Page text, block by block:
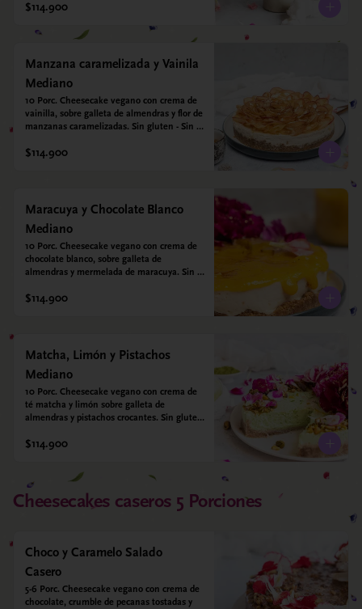
$114.900
Manzana caramelizada y Vainila
Mediano
10 Porc. Cheesecake vegano con crema de
vainilla, sobre galleta de almendras y flor de
manzanas caramelizadas. Sin gluten - Sin
$114.900
Maracuya y Chocolate Blanco
Mediano
10 Porc. Cheesecake vegano con crema de
chocolate blanco, sobre galleta de
almendras y mermelada de maracuya. Sin
$114.900
Matcha, Limón y Pistachos
Mediano
10 Porc. Cheesecake vegano con crema de
té matcha y limón sobre galleta de
almendras y pistachos crocantes. Sin gluten
$114.900
Cheesecakes caseros 5 Porciones
Choco y Caramelo Salado
Casero
5-6 Porc. Cheesecake vegano con crema de
chocolate, crumble de pecanas tostadas y